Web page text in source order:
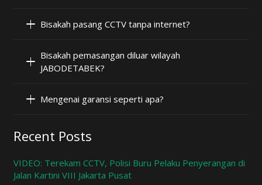
Bisakah pasang CCTV tanpa internet?
Bisakah pemasangan diluar wilayah
JABODETABEK?
Mengenai garansi seperti apa?
Recent Posts
VIDEO: Terekam CCTV, Polisi Buru Pelaku Penyerangan di
Jalan Kartini VIII Jakarta Pusat